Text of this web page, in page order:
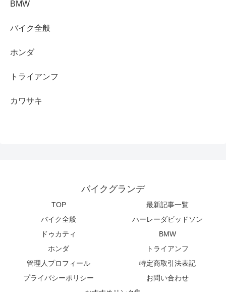
BMW
バイク全般
ホンダ
トライアンフ
カワサキ
バイクグランデ
TOP
最新記事一覧
バイク全般
ハーレーダビッドソン
ドゥカティ
BMW
ホンダ
トライアンフ
管理人プロフィール
特定商取引法表記
プライバシーポリシー
お問い合わせ